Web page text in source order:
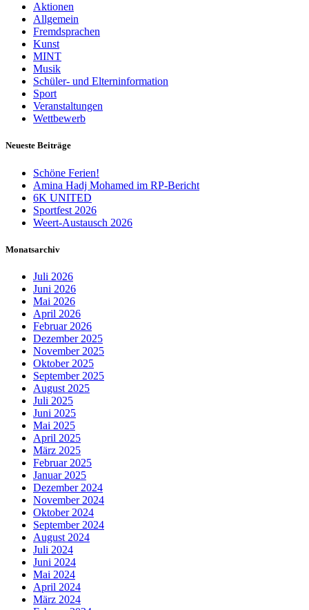
Aktionen
Allgemein
Fremdsprachen
Kunst
MINT
Musik
Schüler- und Elterninformation
Sport
Veranstaltungen
Wettbewerb
Neueste Beiträge
Schöne Ferien!
Amina Hadj Mohamed im RP-Bericht
6K UNITED
Sportfest 2026
Weert-Austausch 2026
Monatsarchiv
Juli 2026
Juni 2026
Mai 2026
April 2026
Februar 2026
Dezember 2025
November 2025
Oktober 2025
September 2025
August 2025
Juli 2025
Juni 2025
Mai 2025
April 2025
März 2025
Februar 2025
Januar 2025
Dezember 2024
November 2024
Oktober 2024
September 2024
August 2024
Juli 2024
Juni 2024
Mai 2024
April 2024
März 2024